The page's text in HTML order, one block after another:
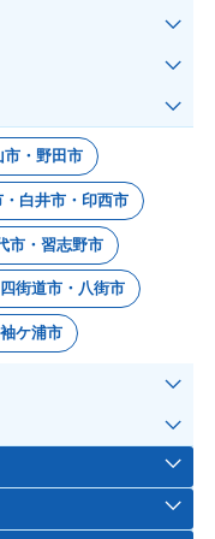
市・野田市
白井市・印西市
市・習志野市
街道市・八街市
ケ浦市